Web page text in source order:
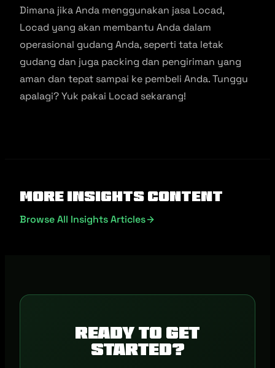
Dimana jika Anda menggunakan jasa Locad,
Locad yang akan membantu Anda dalam
operasional gudang Anda, seperti tata letak
gudang dan juga packing dan pengiriman yang
aman dan tepat sampai ke pembeli Anda. Tunggu
apalagi? Yuk pakai Locad sekarang!
More Insights Content
Browse All Insights Articles
Ready to get
started?